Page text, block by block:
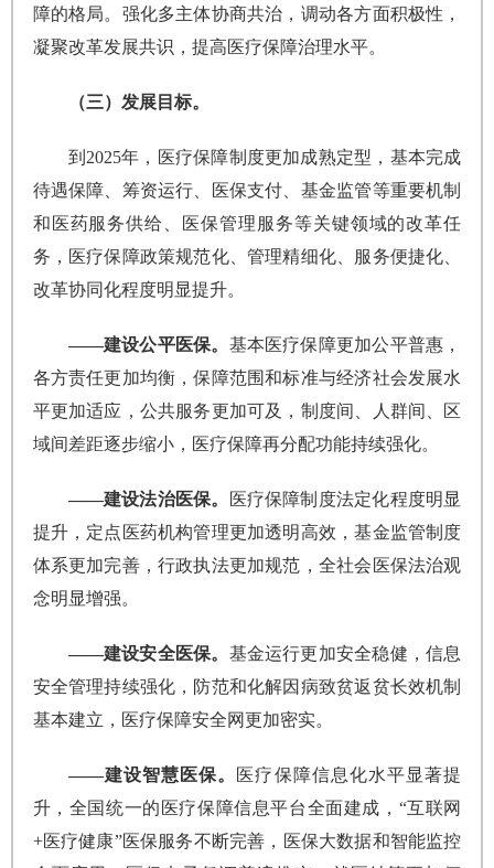
障的格局。强化多主体协商共治，调动各方面积极性，
凝聚改革发展共识，提高医疗保障治理水平。
（三）发展目标。
到2025年，医疗保障制度更加成熟定型，基本完成
待遇保障、筹资运行、医保支付、基金监管等重要机制
和医药服务供给、医保管理服务等关键领域的改革任
务，医疗保障政策规范化、管理精细化、服务便捷化、
改革协同化程度明显提升。
——建设公平医保。 基本医疗保障更加公平普惠，
各方责任更加均衡，保障范围和标准与经济社会发展水
平更加适应，公共服务更加可及，制度间、人群间、区
域间差距逐步缩小，医疗保障再分配功能持续强化。
——建设法治医保。
医疗保障制度法定化程度明显
提升，定点医药机构管理更加透明高效，基金监管制度
体系更加完善，行政执法更加规范，全社会医保法治观
念明显增强。
——建设安全医保。 基金运行更加安全稳健，信息
安全管理持续强化，防范和化解因病致贫返贫长效机制
基本建立，医疗保障安全网更加密实。
——建设智慧医保。 医疗保障信息化水平显著提
升，全国统一的医疗保障信息平台全面建成，“互联网
+医疗健康”医保服务不断完善，医保大数据和智能监控